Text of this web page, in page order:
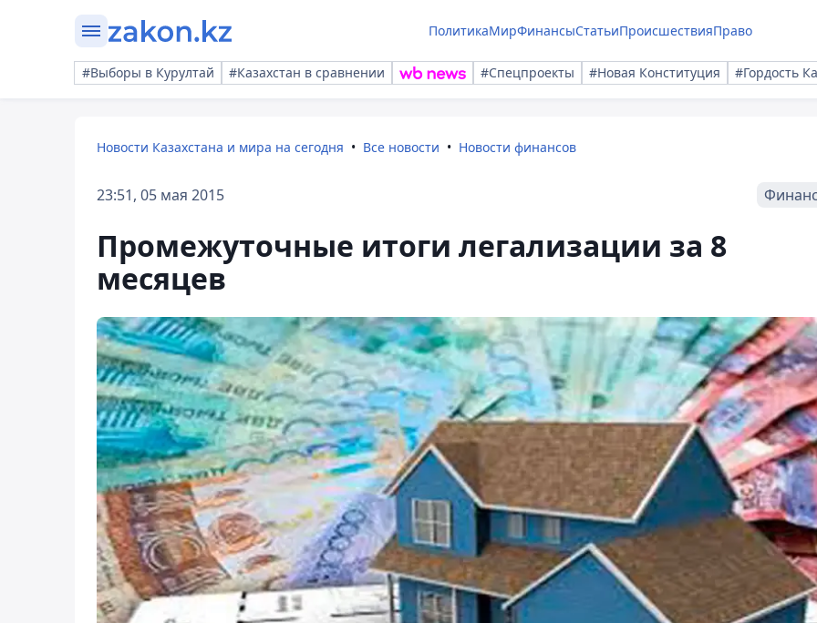
ПолитикаМирФинансыСтатьиПроисшествияПраво
#Выборы в Курултай #Казахстан в сравнении #Спецпроекты #Новая Конституция #Гордость
Новости Казахстана и мира на сегодня Все новости Новости финансов
23:51, 05 мая 2015
Промежуточные итоги легализации за 8
месяцев